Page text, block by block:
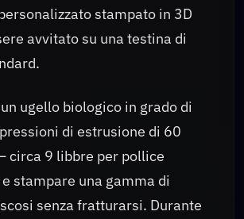
stampato in 3D
avvitato su una testina di
ugello biologico in grado di
di estrusione di 60
circa 9 libbre per pollice
stampare una gamma di
senza fratturarsi. Durante